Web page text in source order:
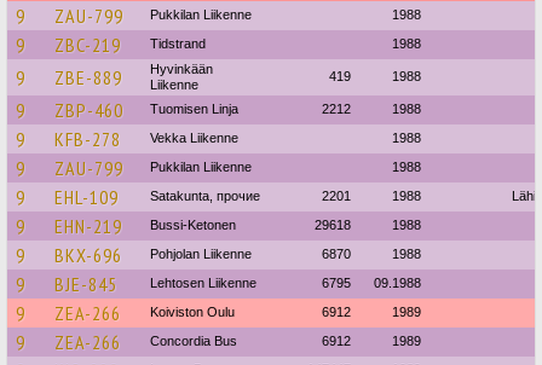
9 ZAU-799 Pukkilan Liikenne 1988
9 ZBC-219 Tidstrand 1988
9 ZBE-889
Hyvinkään
Liikenne
419 1988
9 ZBP-460 Tuomisen Linja 2212 1988
9 KFB-278 Vekka Liikenne 1988
9 ZAU-799 Pukkilan Liikenne 1988
9 EHL-109 Satakunta, прочие 2201 1988
9 EHN-219 Bussi-Ketonen 29618 1988
9 BKX-696 Pohjolan Liikenne 6870 1988
9 BJE-845 Lehtosen Liikenne 6795 09.1988
9 ZEA-266 Koiviston Oulu 6912 1989
9 ZEA-266 Concordia Bus 6912 1989